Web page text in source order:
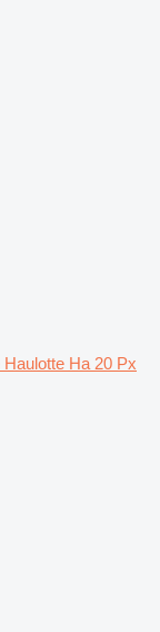
Ha 20 Px